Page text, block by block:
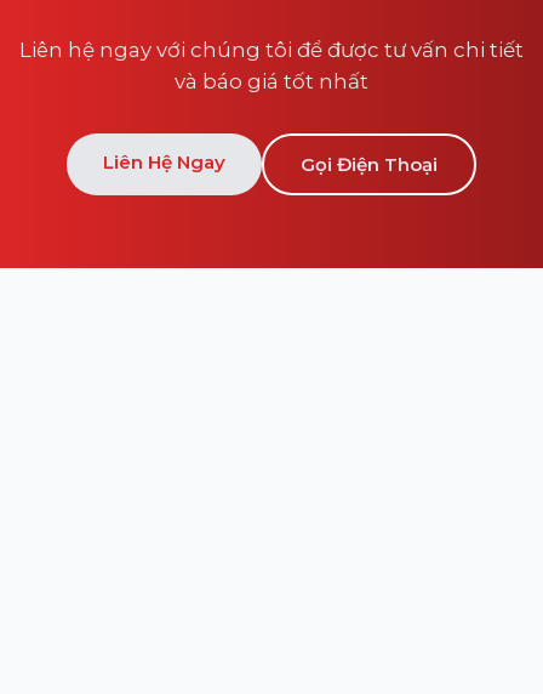
Liên hệ ngay với chúng tôi để được tư vấn chi tiết
và báo giá tốt nhất
Liên Hệ Ngay Gọi Điện Thoại